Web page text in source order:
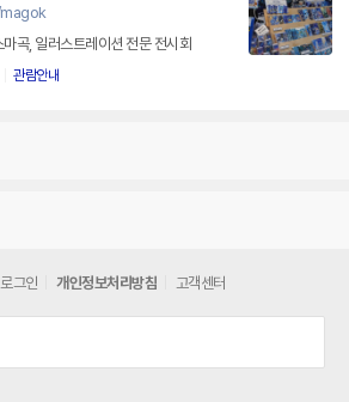
, 일러스트레이션 전문 전시회
관람안내
로그인 개인정보처리방침 고객센터